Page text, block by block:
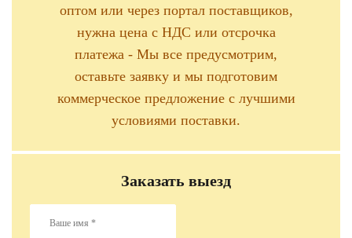
оптом или через портал поставщиков,
нужна цена с НДС или отсрочка
платежа - Мы все предусмотрим,
оставьте заявку и мы подготовим
коммерческое предложение с лучшими
условиями поставки.
Заказать выезд